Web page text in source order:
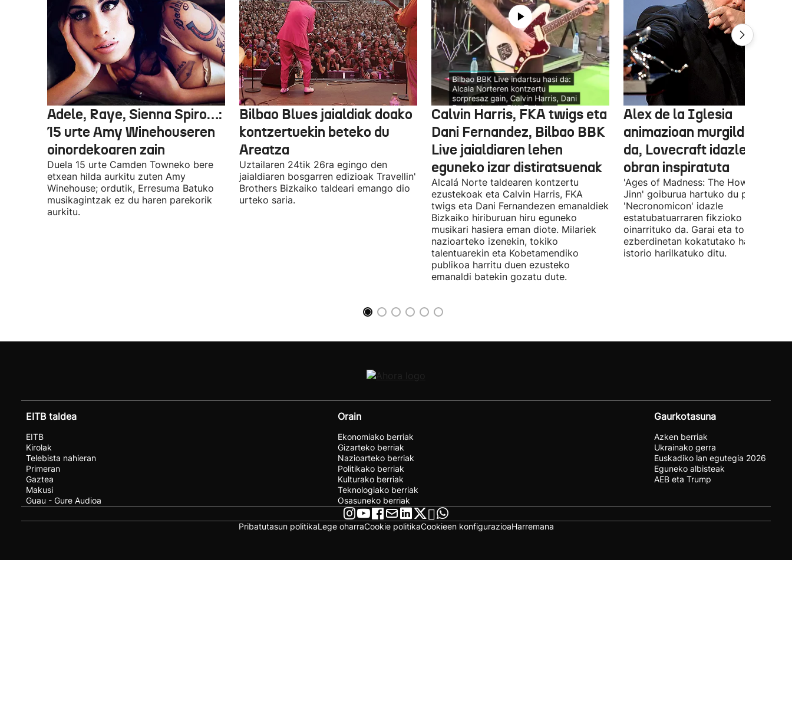
Adele, Raye, Sienna Spiro…:
15 urte Amy Winehouseren
oinordekoaren zain
Duela 15 urte Camden Towneko bere
etxean hilda aurkitu zuten Amy
Winehouse; ordutik, Erresuma Batuko
musikagintzak ez du haren parekorik
aurkitu.
Bilbao Blues jaialdiak doako
kontzertuekin beteko du
Areatza
Uztailaren 24tik 26ra egingo den
jaialdiaren bosgarren edizioak Travellin'
Brothers Bizkaiko taldeari emango dio
urteko saria.
Calvin Harris, FKA twigs eta
Dani Fernandez, Bilbao BBK
Live jaialdiaren lehen
eguneko izar distiratsuenak
Alcalá Norte taldearen kontzertu
ezustekoak eta Calvin Harris, FKA
twigs eta Dani Fernandezen emanaldiek
Bizkaiko hiriburuan hiru eguneko
musikari hasiera eman diote. Milariek
nazioarteko izenekin, tokiko
talentuarekin eta Kobetamendiko
publikoa harritu duen ezusteko
emanaldi batekin gozatu dute.
Alex de la Iglesia
animazioan murgilduko
da, Lovecraft idazlearen
obran inspiratuta
'Ages of Madness: The Howling of
Jinn' goiburua hartuko du pelikulak,
'Necronomicon' idazle
estatubatuarraren fikzioko liburuan
oinarrituko da. Garai eta toki
ezberdinetan kokatutako hainbat
istorio harilkatuko ditu.
EITB taldea
EITB
Kirolak
Telebista nahieran
Primeran
Gaztea
Makusi
Guau - Gure Audioa
Orain
Ekonomiako berriak
Gizarteko berriak
Nazioarteko berriak
Politikako berriak
Kulturako berriak
Teknologiako berriak
Osasuneko berriak
Gaurkotasuna
Azken berriak
Ukrainako gerra
Euskadiko lan egutegia 2026
Eguneko albisteak
AEB eta Trump
Pribatutasun politikaLege oharraCookie politikaCookieen konfigurazioaHarremana